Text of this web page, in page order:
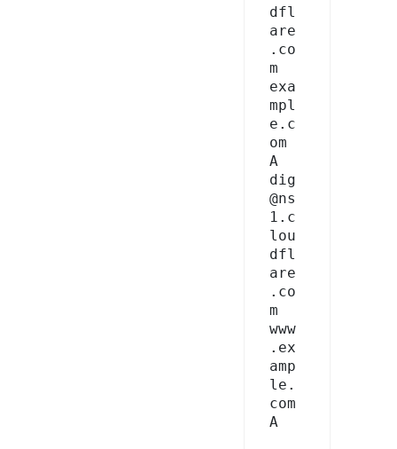
dfl
are
.co
m
exa
mpl
e.c
om
A
dig
@ns
1.c
lou
dfl
are
.co
m
www
.ex
amp
le.
com
A